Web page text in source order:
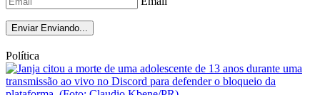
Enviar Enviando...
Política